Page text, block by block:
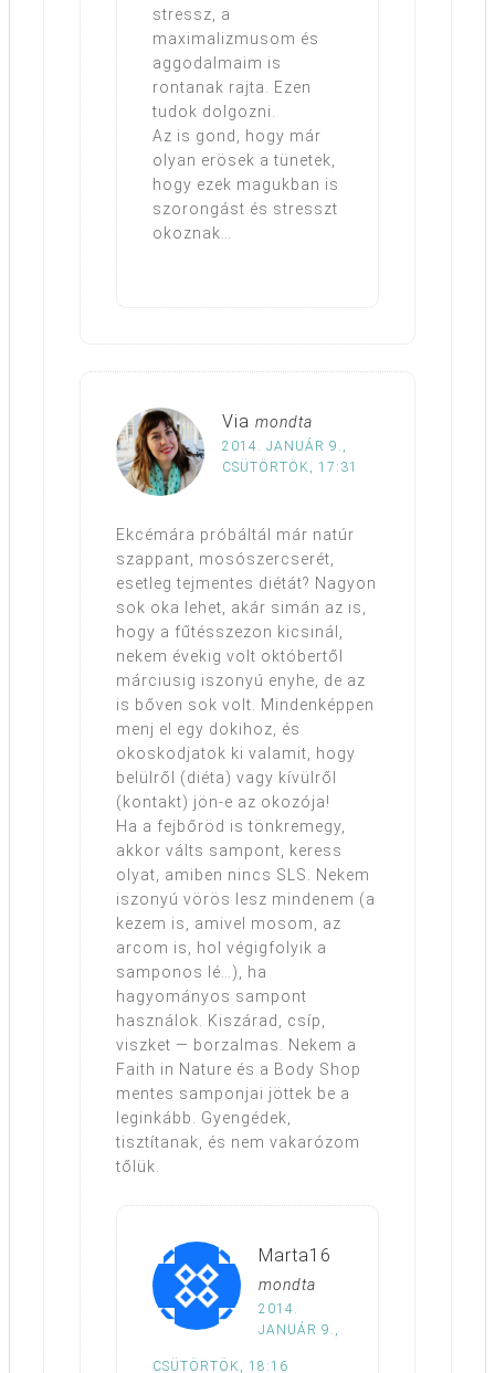
stressz, a
maximalizmusom és
aggodalmaim is
rontanak rajta. Ezen
tudok dolgozni.
Az is gond, hogy már
olyan erösek a tünetek,
hogy ezek magukban is
szorongást és stresszt
okoznak…
Via mondta
2014. JANUÁR 9.,
CSÜTÖRTÖK, 17:31
Ekcémára próbáltál már natúr
szappant, mosószercserét,
esetleg tejmentes diétát? Nagyon
sok oka lehet, akár simán az is,
hogy a fűtésszezon kicsinál,
nekem évekig volt októbertől
márciusig iszonyú enyhe, de az
is bőven sok volt. Mindenképpen
menj el egy dokihoz, és
okoskodjatok ki valamit, hogy
belülről (diéta) vagy kívülről
(kontakt) jön-e az okozója!
Ha a fejbőröd is tönkremegy,
akkor válts sampont, keress
olyat, amiben nincs SLS. Nekem
iszonyú vörös lesz mindenem (a
kezem is, amivel mosom, az
arcom is, hol végigfolyik a
samponos lé…), ha
hagyományos sampont
használok. Kiszárad, csíp,
viszket — borzalmas. Nekem a
Faith in Nature és a Body Shop
mentes samponjai jöttek be a
leginkább. Gyengédek,
tisztítanak, és nem vakarózom
tőlük.
Marta16
mondta
2014.
JANUÁR 9.,
CSÜTÖRTÖK, 18:16